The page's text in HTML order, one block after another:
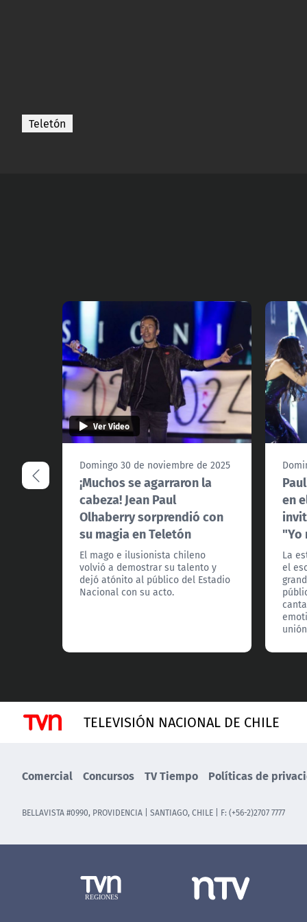
Teletón
Ver Video
Domingo 30 de noviembre de 2025
¡Muchos se agarraron la
cabeza! Jean Paul
Olhaberry sorprendió con
su magia en Teletón
El mago e ilusionista chileno
volvió a demostrar su talento y
dejó atónito al público del Estadio
Nacional con su acto.
en
"Yo
La
el
TELEVISIÓN NACIONAL DE CHILE
Comercial Concursos TV Tiempo Políticas de
BELLAVISTA #0990, PROVIDENCIA | SANTIAGO, CHILE | F: (+56-2)2707 7777